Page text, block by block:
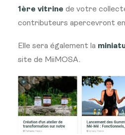
1ère vitrine de votre
contributeurs apercevront
Elle sera également la
site de MiiMOSA.